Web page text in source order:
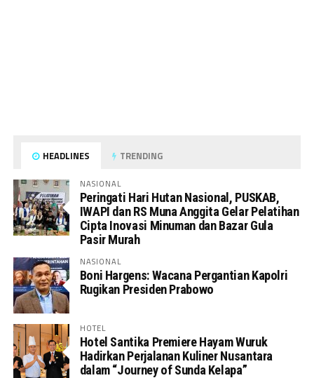
HEADLINES TRENDING
NASIONAL
Peringati Hari Hutan Nasional, PUSKAB,
IWAPI dan RS Muna Anggita Gelar Pelatihan
Cipta Inovasi Minuman dan Bazar Gula
Pasir Murah
NASIONAL
Boni Hargens: Wacana Pergantian Kapolri
Rugikan Presiden Prabowo
HOTEL
Hotel Santika Premiere Hayam Wuruk
Hadirkan Perjalanan Kuliner Nusantara
dalam “Journey of Sunda Kelapa”